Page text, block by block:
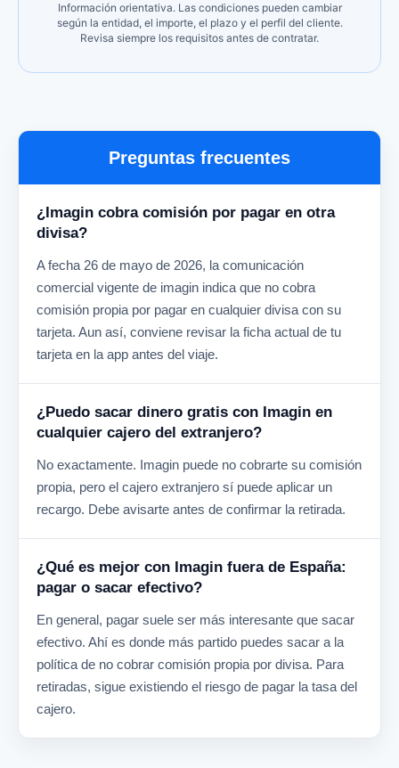
Información orientativa. Las condiciones pueden cambiar
según la entidad, el importe, el plazo y el perfil del cliente.
Revisa siempre los requisitos antes de contratar.
Preguntas frecuentes
¿Imagin cobra comisión por pagar en otra
divisa?
A fecha 26 de mayo de 2026, la comunicación
comercial vigente de imagin indica que no cobra
comisión propia por pagar en cualquier divisa con su
tarjeta. Aun así, conviene revisar la ficha actual de tu
tarjeta en la app antes del viaje.
¿Puedo sacar dinero gratis con Imagin en
cualquier cajero del extranjero?
No exactamente. Imagin puede no cobrarte su comisión
propia, pero el cajero extranjero sí puede aplicar un
recargo. Debe avisarte antes de confirmar la retirada.
¿Qué es mejor con Imagin fuera de España:
pagar o sacar efectivo?
En general, pagar suele ser más interesante que sacar
efectivo. Ahí es donde más partido puedes sacar a la
política de no cobrar comisión propia por divisa. Para
retiradas, sigue existiendo el riesgo de pagar la tasa del
cajero.